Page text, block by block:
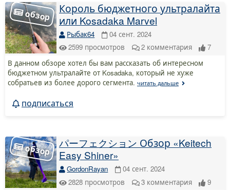
Король бюджетного ультралайта
или Kosadaka Marvel
Рыбак64
04 сент. 2024
2599 просмотров 2 комментария
7
В данном обзоре хотел бы вам рассказать об интересном
бюджетном ультралайте от Kosadaka, который не хуже
собратьев из более дорого сегмента. читать дальше
подписаться
パーフェクション Обзор «Keitech
Easy Shiner»
GordonRayan
04 сент. 2024
2828 просмотров 3 комментария
9